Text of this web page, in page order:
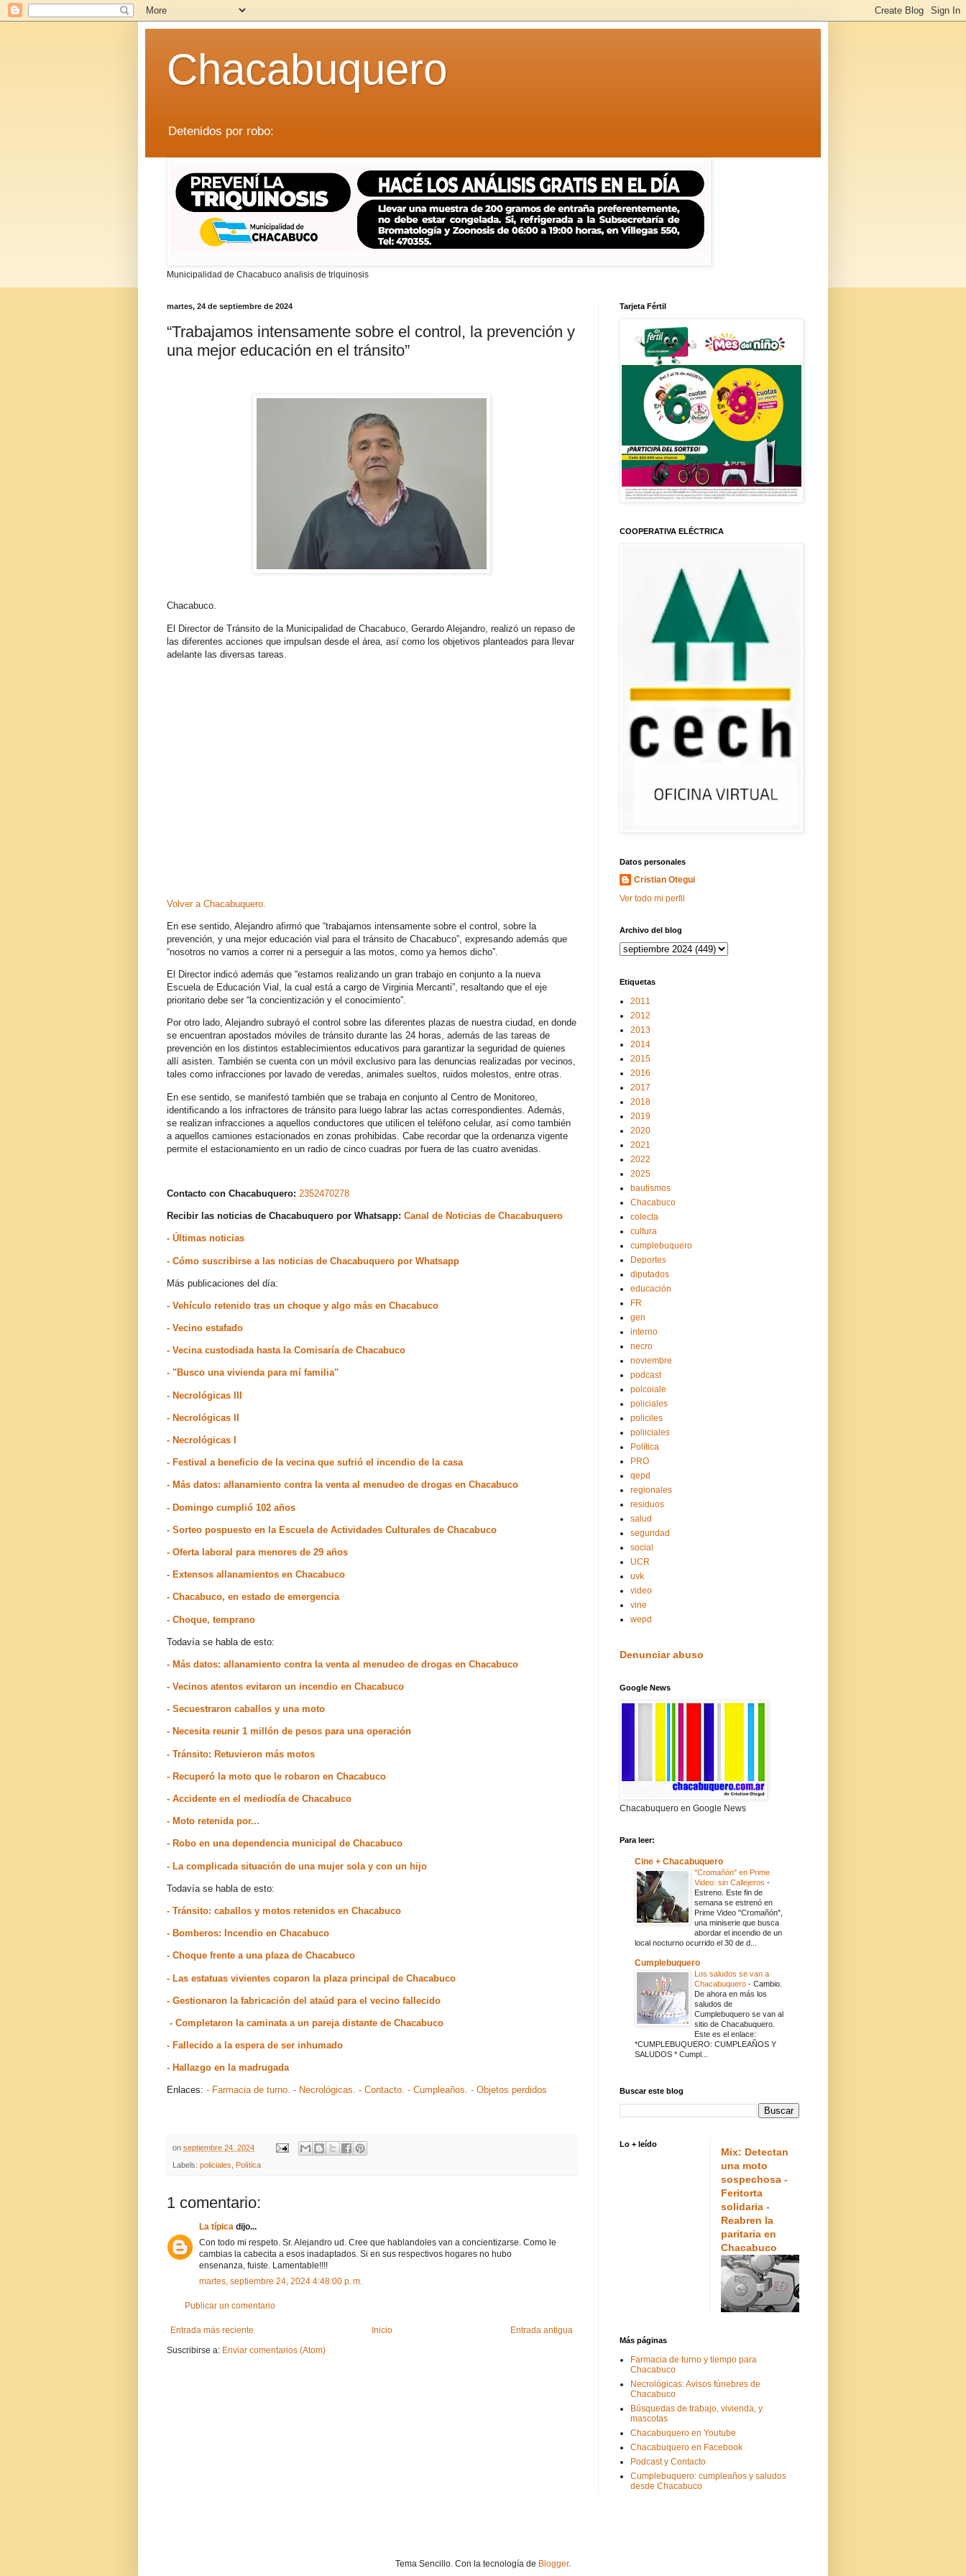
Chacabuquero
Detenidos por robo:
Municipalidad de Chacabuco analisis de triquinosis
martes, 24 de septiembre de 2024
“Trabajamos intensamente sobre el control, la prevención y
una mejor educación en el tránsito”
Chacabuco.
El Director de Tránsito de la Municipalidad de Chacabuco, Gerardo Alejandro, realizó un repaso de
las diferentes acciones que impulsan desde el área, así como los objetivos planteados para llevar
adelante las diversas tareas.
Volver a Chacabuquero.
En ese sentido, Alejandro afirmó que “trabajamos intensamente sobre el control, sobre la
prevención, y una mejor educación vial para el tránsito de Chacabuco”, expresando además que
“nosotros no vamos a correr ni a perseguir a las motos, como ya hemos dicho”.
El Director indicó además que “estamos realizando un gran trabajo en conjunto a la nueva
Escuela de Educación Vial, la cual está a cargo de Virginia Mercanti”, resaltando que el eje
prioritario debe ser “la concientización y el conocimiento”.
Por otro lado, Alejandro subrayó el control sobre las diferentes plazas de nuestra ciudad, en donde
se encuentran apostados móviles de tránsito durante las 24 horas, además de las tareas de
prevención en los distintos establecimientos educativos para garantizar la seguridad de quienes
allí asisten. También se cuenta con un móvil exclusivo para las denuncias realizadas por vecinos,
tales como infracciones por lavado de veredas, animales sueltos, ruidos molestos, entre otras.
En ese sentido, se manifestó también que se trabaja en conjunto al Centro de Monitoreo,
identificando a los infractores de tránsito para luego labrar las actas correspondientes. Además,
se realizan infracciones a aquellos conductores que utilicen el teléfono celular, así como también
a aquellos camiones estacionados en zonas prohibidas. Cabe recordar que la ordenanza vigente
permite el estacionamiento en un radio de cinco cuadras por fuera de las cuatro avenidas.
Contacto con Chacabuquero: 2352470278
Recibir las noticias de Chacabuquero por Whatsapp: Canal de Noticias de Chacabuquero
- Últimas noticias
- Cómo suscribirse a las noticias de Chacabuquero por Whatsapp
Más publicaciones del día:
- Vehículo retenido tras un choque y algo más en Chacabuco
- Vecino estafado
- Vecina custodiada hasta la Comisaría de Chacabuco
- "Busco una vivienda para mí familia"
- Necrológicas III
- Necrológicas II
- Necrológicas I
- Festival a beneficio de la vecina que sufrió el incendio de la casa
- Más datos: allanamiento contra la venta al menudeo de drogas en Chacabuco
- Domingo cumplió 102 años
- Sorteo pospuesto en la Escuela de Actividades Culturales de Chacabuco
- Oferta laboral para menores de 29 años
- Extensos allanamientos en Chacabuco
- Chacabuco, en estado de emergencia
- Choque, temprano
Todavía se habla de esto:
- Más datos: allanamiento contra la venta al menudeo de drogas en Chacabuco
- Vecinos atentos evitaron un incendio en Chacabuco
- Secuestraron caballos y una moto
- Necesita reunir 1 millón de pesos para una operación
- Tránsito: Retuvieron más motos
- Recuperó la moto que le robaron en Chacabuco
- Accidente en el mediodía de Chacabuco
- Moto retenida por...
- Robo en una dependencia municipal de Chacabuco
- La complicada situación de una mujer sola y con un hijo
Todavía se habla de esto:
- Tránsito: caballos y motos retenidos en Chacabuco
- Bomberos: Incendio en Chacabuco
- Choque frente a una plaza de Chacabuco
- Las estatuas vivientes coparon la plaza principal de Chacabuco
- Gestionaron la fabricación del ataúd para el vecino fallecido
- Completaron la caminata a un pareja distante de Chacabuco
- Fallecido a la espera de ser inhumado
- Hallazgo en la madrugada
Enlaces: - Farmacia de turno. - Necrológicas. - Contacto. - Cumpleaños. - Objetos perdidos
on septiembre 24, 2024
Labels: policiales Política
1 comentario:
La típica dijo...
Con todo mi respeto. Sr. Alejandro ud. Cree que hablandoles van a concientizarse. Como le
cambias la cabecita a esos inadaptados. Si en sus respectivos hogares no hubo
ensenanza, fuiste. Lamentable!!!!
martes, septiembre 24, 2024 4:48:00 p. m.
Publicar un comentario
Entrada más reciente Entrada antigua
Inicio
Suscribirse a: Enviar comentarios (Atom)
Tarjeta Fértil
COOPERATIVA ELÉCTRICA
Datos personales
Cristian Otegui
Ver todo mi perfil
Archivo del blog
Etiquetas
2011
2012
2013
2014
2015
2016
2017
2018
2019
2020
2021
2022
2025
bautismos
Chacabuco
colecta
cultura
cumplebuquero
Deportes
diputados
educación
FR
gen
interno
necro
noviembre
podcast
polcoiale
policiales
policiles
poliiciales
Política
PRO
qepd
regionales
residuos
salud
seguridad
social
UCR
uvk
video
vine
wepd
Denunciar abuso
Google News
Chacabuquero en Google News
Para leer:
Cine + Chacabuquero
"Cromañón" en Prime
Video: sin Callejeros -
Estreno. Este fin de
semana se estrenó en
Prime Video "Cromañón",
una miniserie que busca
abordar el incendio de un
local nocturno ocurrido el 30 de d...
Cumplebuquero
Los saludos se van a
Chacabuquero - Cambio.
De ahora en más los
saludos de
Cumplebuquero se van al
sitio de Chacabuquero.
Este es el enlace:
*CUMPLEBUQUERO: CUMPLEAÑOS Y
SALUDOS * Cumpl...
Buscar este blog
Lo + leído
Mix: Detectan
una moto
sospechosa -
Feritorta
solidaria -
Reabren la
paritaria en
Chacabuco
Más páginas
Farmacia de turno y tiempo para
Chacabuco
Necrológicas: Avisos fúnebres de
Chacabuco
Búsquedas de trabajo, vivienda, y
mascotas
Chacabuquero en Youtube
Chacabuquero en Facebook
Podcast y Contacto
Cumplebuquero: cumpleaños y saludos
desde Chacabuco
Tema Sencillo. Con la tecnología de Blogger.